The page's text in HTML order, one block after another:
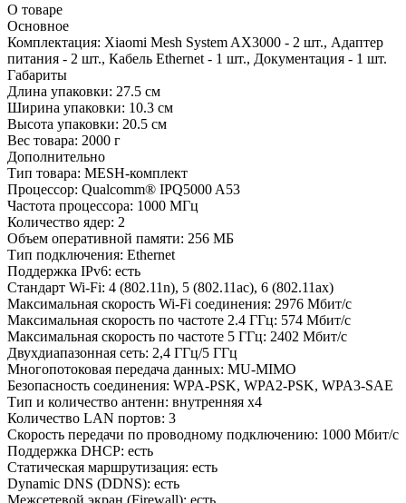
О товаре
Основное
Комплектация: Xiaomi Mesh System AX3000 - 2 шт., Адаптер
питания - 2 шт., Кабель Ethernet - 1 шт., Документация - 1 шт.
Габариты
Длина упаковки: 27.5 см
Ширина упаковки: 10.3 см
Высота упаковки: 20.5 см
Вес товара: 2000 г
Дополнительно
Тип товара: MESH-комплект
Процессор: Qualcomm® IPQ5000 A53
Частота процессора: 1000 МГц
Количество ядер: 2
Объем оперативной памяти: 256 МБ
Тип подключения: Ethernet
Поддержка IPv6: есть
Стандарт Wi-Fi: 4 (802.11n), 5 (802.11ac), 6 (802.11ax)
Максимальная скорость Wi-Fi соединения: 2976 Мбит/с
Максимальная скорость по частоте 2.4 ГГц: 574 Мбит/с
Максимальная скорость по частоте 5 ГГц: 2402 Мбит/с
Двухдиапазонная сеть: 2,4 ГГц/5 ГГц
Многопотоковая передача данных: MU-MIMO
Безопасность соединения: WPA-PSK, WPA2-PSK, WPA3-SAE
Тип и количество антенн: внутренняя x4
Количество LAN портов: 3
Скорость передачи по проводному подключению: 1000 Мбит/с
Поддержка DHCP: есть
Статическая маршрутизация: есть
Dynamic DNS (DDNS): есть
Межсетевой экран (Firewall): есть